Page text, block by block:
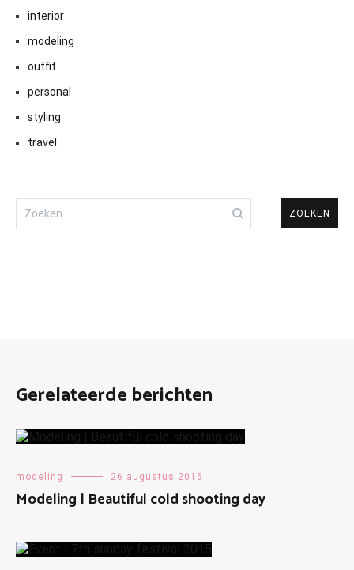
interior
modeling
outfit
personal
styling
travel
naar:
Gerelateerde berichten
modeling 26 augustus 2015
Modeling | Beautiful cold shooting day